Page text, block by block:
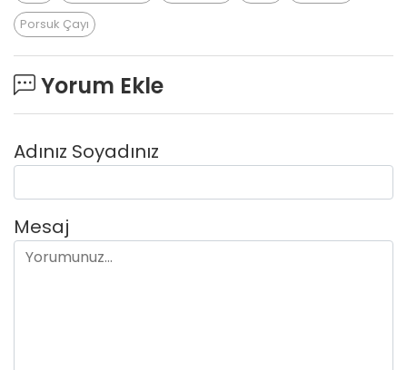
Porsuk Çayı
Yorum Ekle
Adınız Soyadınız
Mesaj